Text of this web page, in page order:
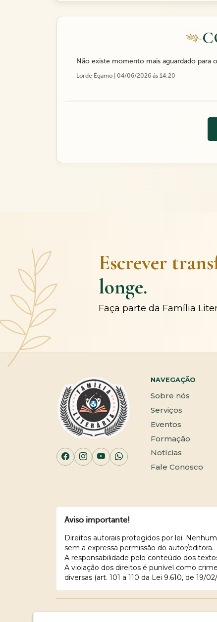
Não existe momento mais aguardado para
Lorde Égamo | 04/06/2026 ás 14:20
Escrever
longe.
Faça parte da Família
NAVEGAÇÃO
Sobre nós
Serviços
Eventos
Formação
Notícias
Fale Conosco
Aviso importante!
Direitos autorais protegidos por lei.
sem a expressa permissão do autor/editora.
A responsabilidade pelo conteúdo dos
A violação dos direitos é punível como
diversas (art. 101 a 110 da Lei 9.610, de 19/